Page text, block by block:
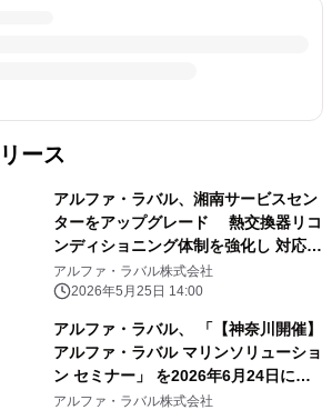
ース
アルファ・ラバル、湘南サービスセン
ターをアップグレード 熱交換器リコ
ンディショニング体制を強化し 対応能
力を約30％拡大―品質安定化とリード
タイム短縮を推進
アルファ・ラバル株式会社
2026年5月25日 14:00
アルファ・ラバル、 「【神奈川開催】
アルファ・ラバル マリンソリューショ
ン セミナー」 を2026年6月24日に開
催
アルファ・ラバル株式会社